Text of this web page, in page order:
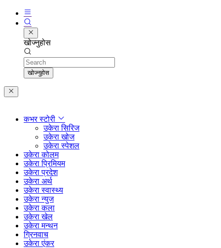
खोज्नुहोस
Search
खोज्नुहोस
कभर स्टोरी
उकेरा सिरिज
उकेरा खोज
उकेरा स्पेशल
उकेरा कोलम
उकेरा प्रिमियम
उकेरा प्रदेश
उकेरा अर्थ
उकेरा स्वास्थ्य
उकेरा न्युज
उकेरा कला
उकेरा खेल
उकेरा मन्थन
ग्रिनवाच
उकेरा एंकर